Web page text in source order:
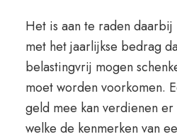
Het is aan te raden
met het jaarlijkse bedrag
belastingvrij mogen
moet worden voorkomen.
geld mee kan verdienen
welke de kenmerken van